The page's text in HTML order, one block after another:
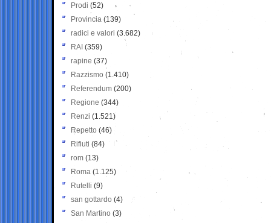
Prodi (52)
Provincia (139)
radici e valori (3.682)
RAI (359)
rapine (37)
Razzismo (1.410)
Referendum (200)
Regione (344)
Renzi (1.521)
Repetto (46)
Rifiuti (84)
rom (13)
Roma (1.125)
Rutelli (9)
san gottardo (4)
San Martino (3)